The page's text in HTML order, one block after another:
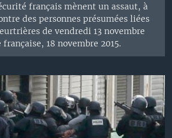
français mènent un assaut, à
des personnes présumées liées
de vendredi 13 novembre
18 novembre 2015.